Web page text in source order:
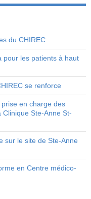
du CHIREC
pour les patients à haut
se renforce
en charge des
Ste-Anne St-
sur le site de Ste-Anne
en Centre médico-